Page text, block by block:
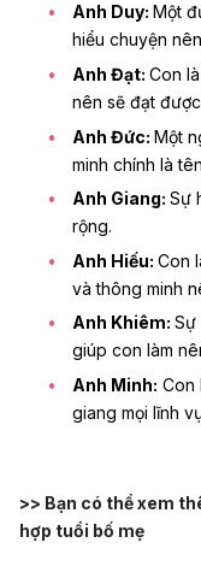
Anh Duy: Một
hiểu chuyện
Anh Đạt: Con
nên sẽ đạt
Anh Đức: Một
minh chính là
Anh Giang: Sự
rộng.
Anh Hiếu: Con
và thông minh
Anh Khiêm: Sự
giúp con làm
Anh Minh: Con
giang mọi lĩnh
>> Bạn có thể xem
hợp tuổi bố mẹ